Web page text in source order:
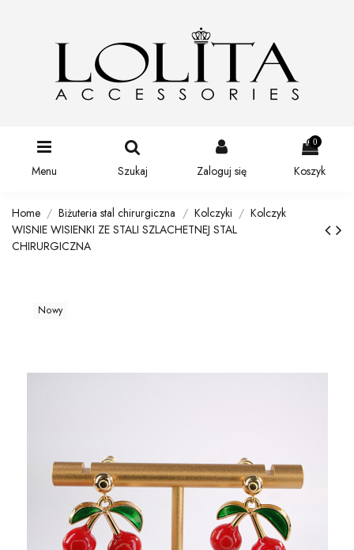
Menu Szukaj Zaloguj się
0
Koszyk
Home Biżuteria stal chirurgiczna Kolczyki
Kolczyk
WISNIE WISIENKI ZE STALI SZLACHETNEJ STAL
CHIRURGICZNA
Nowy